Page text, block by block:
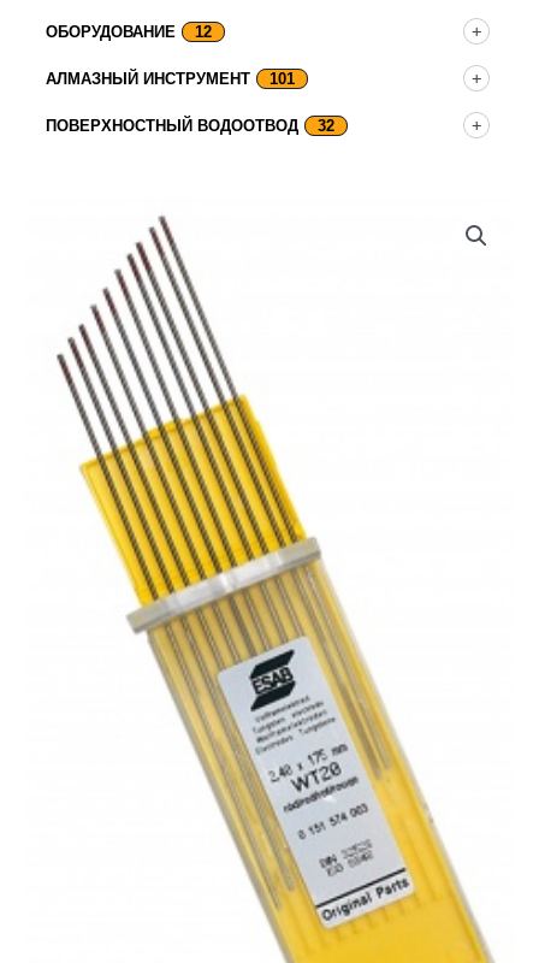
ОБОРУДОВАНИЕ 12
АЛМАЗНЫЙ ИНСТРУМЕНТ 101
ПОВЕРХНОСТНЫЙ ВОДООТВОД 32